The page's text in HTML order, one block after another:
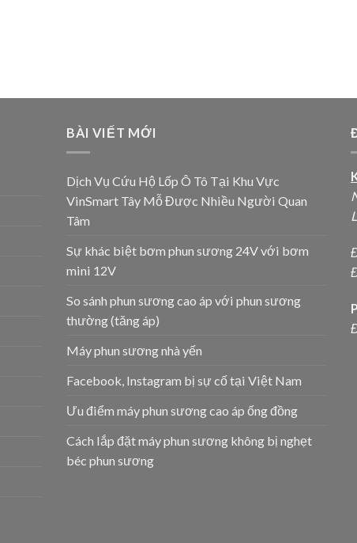
BÀI VIẾT MỚI
Dịch Vụ Cứu Hộ Lốp Ô Tô Tại Khu Vực
VinSmart Tây Mỗ Được Nhiều Người Quan
Tâm
Sự khác biệt bơm phun sương 24V với bơm
mini 12V
So sánh phun sương cao áp với phun sương
thường (tăng áp)
Máy phun sương nhà yến
Facebook, Instagram bị sự cố tại Việt Nam
Ưu điểm máy phun sương cao áp ống đồng
Cách lắp đặt máy phun sương không bị nghẹt
béc phun sương